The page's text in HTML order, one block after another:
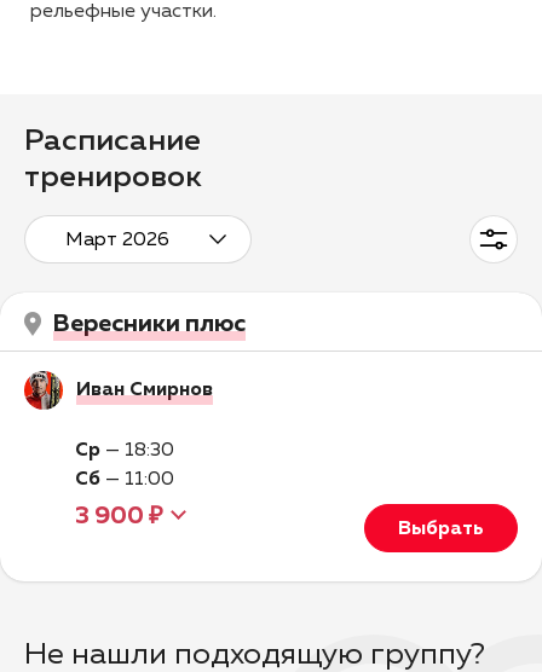
рельефные участки.
Расписание
тренировок
Март 2026
Вересники плюс
Иван Смирнов
Ср — 18:30
Сб — 11:00
3 900 ₽
Выбрать
Не нашли подходящую группу?